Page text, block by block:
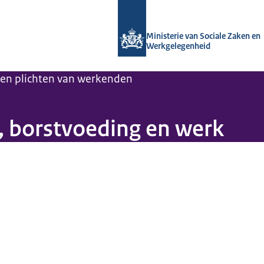
Ministerie van Sociale Zaken en
Werkgelegenheid
plichten van werkenden
borstvoeding en werk